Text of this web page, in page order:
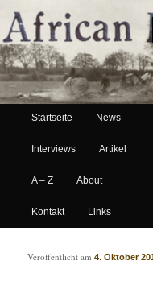
African Paper
Hauptmenü
Zum Inhalt wechseln
Zum sekundären Inhalt
Startseite News
Interviews Artikel
A – Z About
Kontakt Links
Artikelnavigation
Veröffentlicht am4. Oktober